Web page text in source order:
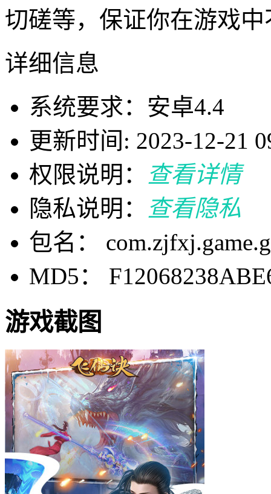
切磋等，保证你在游戏
详细信息
系统要求：安卓4.4
更新时间: 2023-12-21
权限说明：
查看详情
隐私说明：
查看隐私
包名：
MD5：
游戏截图